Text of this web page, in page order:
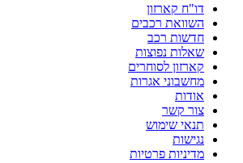
דו"ח קארזון
השוואת רכבים
חדשות רכב
שאלות נפוצות
קארזון לסוחרים
מחשבוני אגרות
אודות
צור קשר
תנאי שימוש
נגישות
מדיניות פרטיות